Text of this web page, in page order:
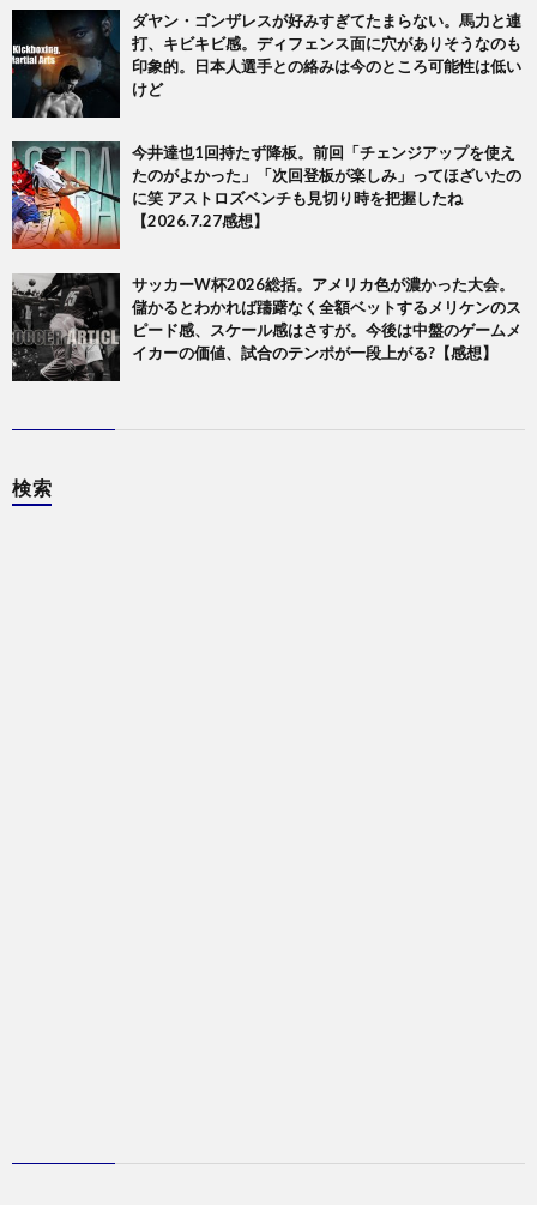
ダヤン・ゴンザレスが好みすぎてたまらない。馬力と連
打、キビキビ感。ディフェンス面に穴がありそうなのも
印象的。日本人選手との絡みは今のところ可能性は低い
けど
今井達也1回持たず降板。前回「チェンジアップを使え
たのがよかった」「次回登板が楽しみ」ってほざいたの
に笑 アストロズベンチも見切り時を把握したね
【2026.7.27感想】
サッカーW杯2026総括。アメリカ色が濃かった大会。
儲かるとわかれば躊躇なく全額ベットするメリケンのス
ピード感、スケール感はさすが。今後は中盤のゲームメ
イカーの価値、試合のテンポが一段上がる?【感想】
検索